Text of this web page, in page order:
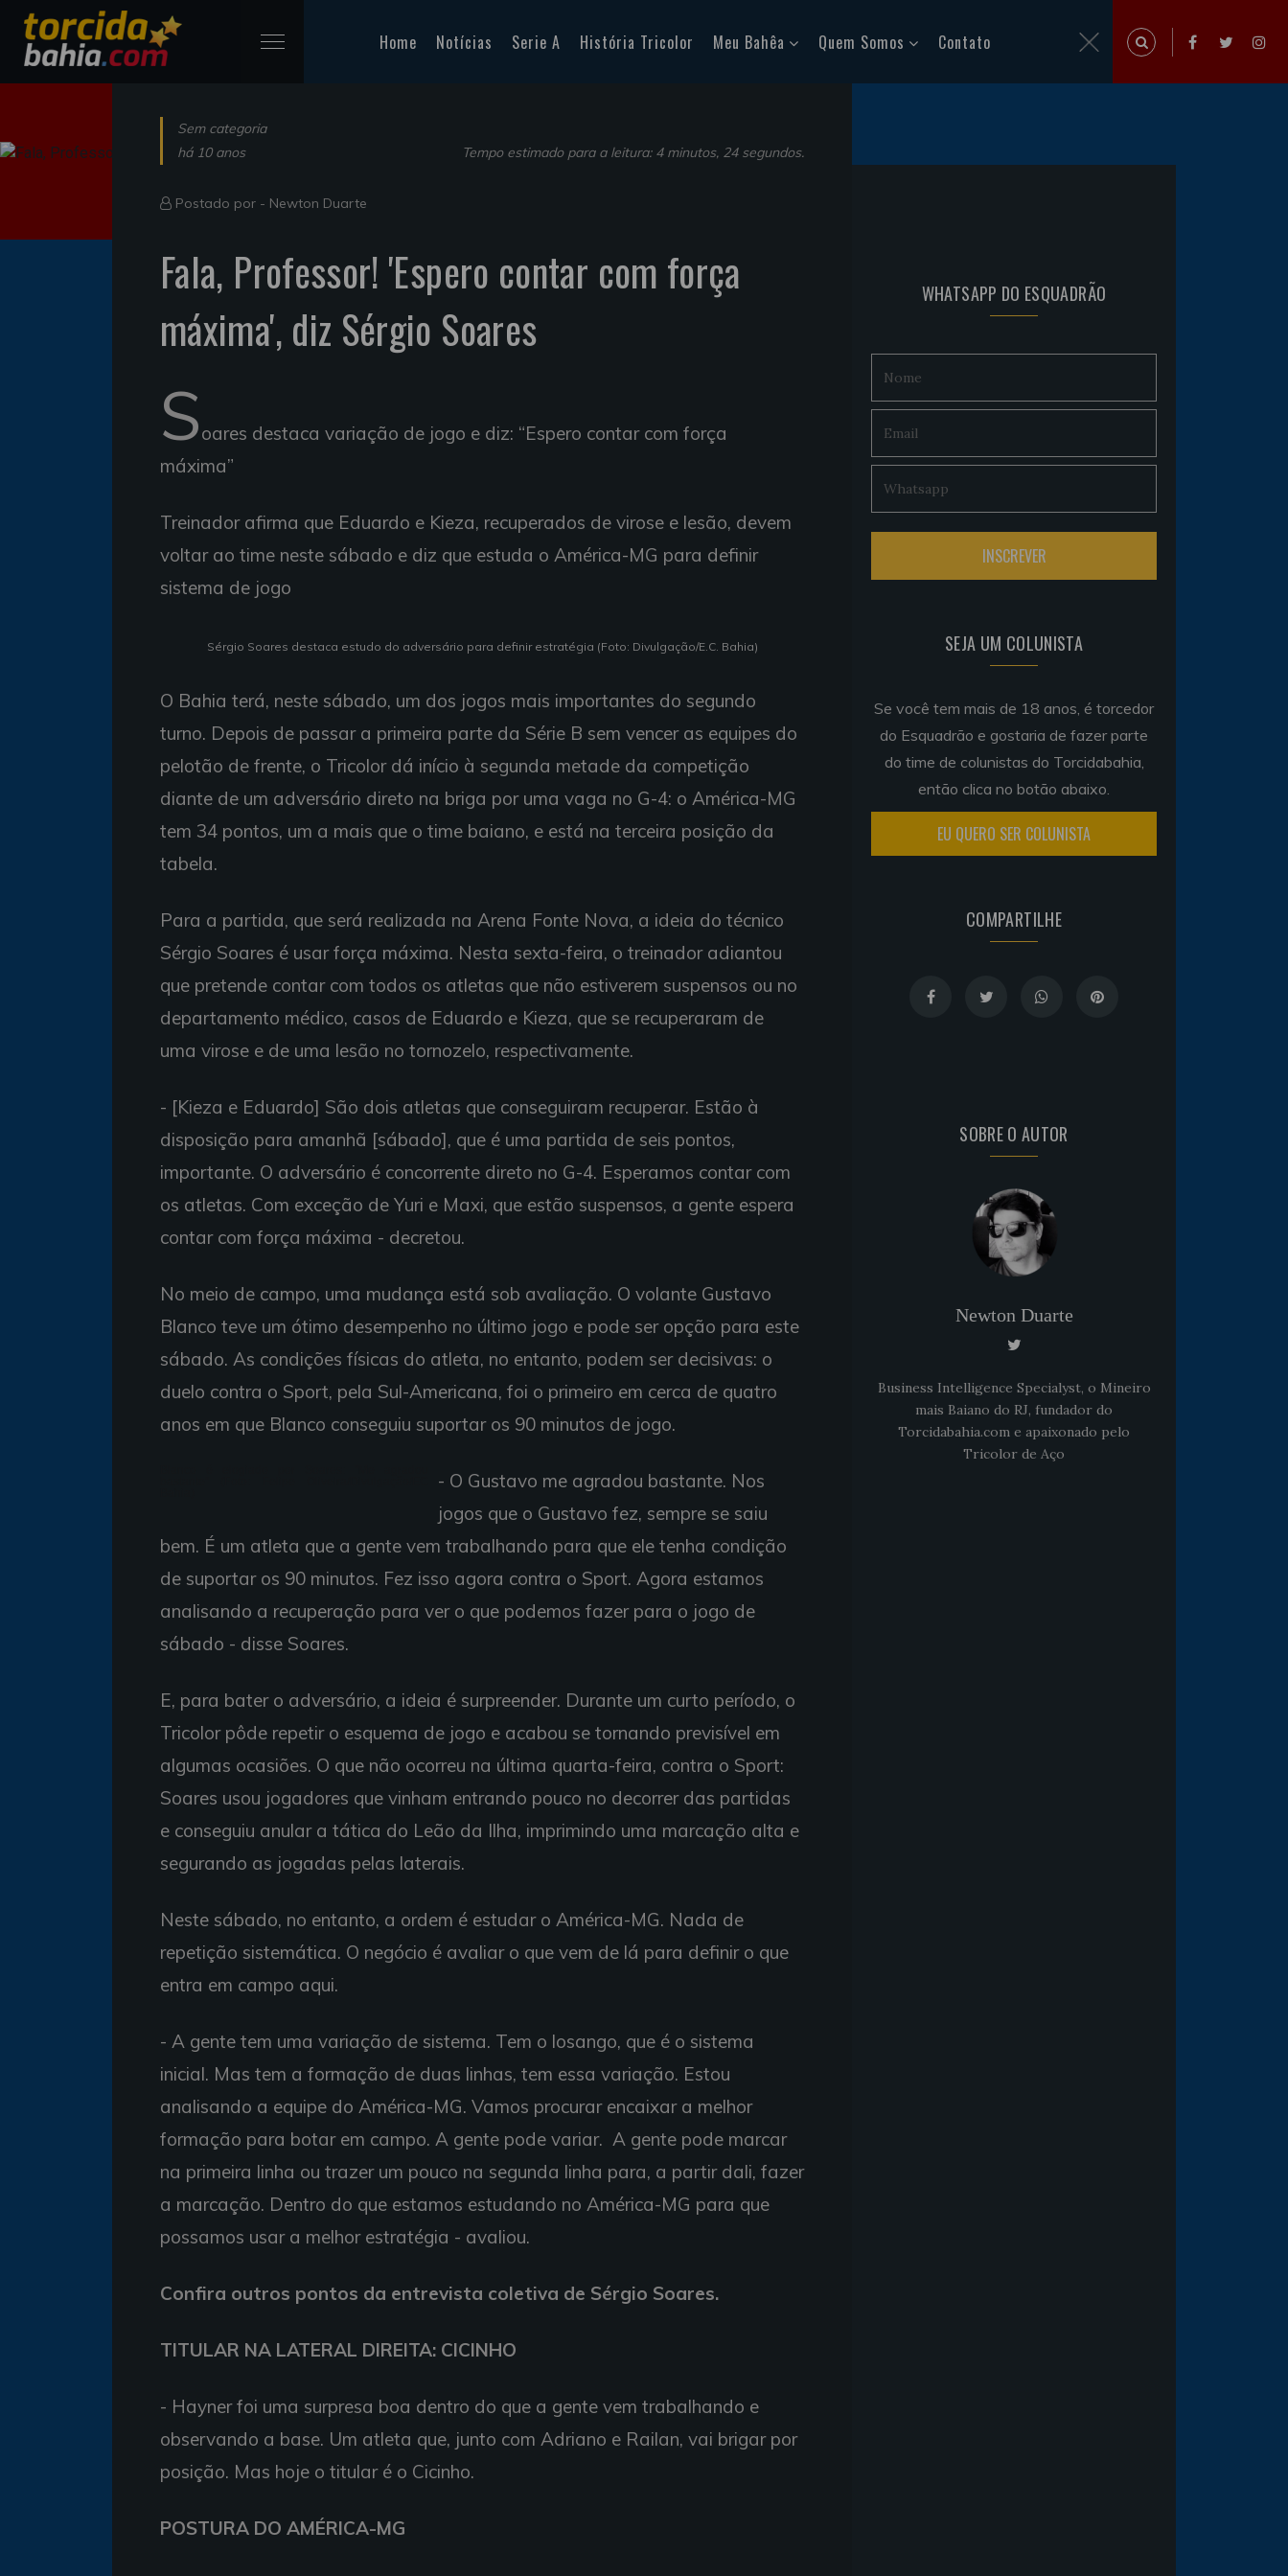
Home Notícias Serie A História Tricolor Meu Bahêa Quem Somos Contato
Sem categoria
há 10 anos
Tempo estimado para a leitura: 4 minutos, 24 segundos.
Postado por - Newton Duarte
Fala, Professor! 'Espero contar com força
máxima', diz Sérgio Soares
Soares destaca variação de jogo e diz: “Espero contar com força
máxima”
Treinador afirma que Eduardo e Kieza, recuperados de virose e lesão, devem
voltar ao time neste sábado e diz que estuda o América-MG para definir
sistema de jogo
Sérgio Soares destaca estudo do adversário para definir estratégia (Foto: Divulgação/E.C. Bahia)
O Bahia terá, neste sábado, um dos jogos mais importantes do segundo
turno. Depois de passar a primeira parte da Série B sem vencer as equipes do
pelotão de frente, o Tricolor dá início à segunda metade da competição
diante de um adversário direto na briga por uma vaga no G-4: o América-MG
tem 34 pontos, um a mais que o time baiano, e está na terceira posição da
tabela.
Para a partida, que será realizada na Arena Fonte Nova, a ideia do técnico
Sérgio Soares é usar força máxima. Nesta sexta-feira, o treinador adiantou
que pretende contar com todos os atletas que não estiverem suspensos ou no
departamento médico, casos de Eduardo e Kieza, que se recuperaram de
uma virose e de uma lesão no tornozelo, respectivamente.
- [Kieza e Eduardo] São dois atletas que conseguiram recuperar. Estão à
disposição para amanhã [sábado], que é uma partida de seis pontos,
importante. O adversário é concorrente direto no G-4. Esperamos contar com
os atletas. Com exceção de Yuri e Maxi, que estão suspensos, a gente espera
contar com força máxima - decretou.
No meio de campo, uma mudança está sob avaliação. O volante Gustavo
Blanco teve um ótimo desempenho no último jogo e pode ser opção para este
sábado. As condições físicas do atleta, no entanto, podem ser decisivas: o
duelo contra o Sport, pela Sul-Americana, foi o primeiro em cerca de quatro
anos em que Blanco conseguiu suportar os 90 minutos de jogo.
- O Gustavo me agradou bastante. Nos
jogos que o Gustavo fez, sempre se saiu
bem. É um atleta que a gente vem trabalhando para que ele tenha condição
de suportar os 90 minutos. Fez isso agora contra o Sport. Agora estamos
analisando a recuperação para ver o que podemos fazer para o jogo de
sábado - disse Soares.
E, para bater o adversário, a ideia é surpreender. Durante um curto período, o
Tricolor pôde repetir o esquema de jogo e acabou se tornando previsível em
algumas ocasiões. O que não ocorreu na última quarta-feira, contra o Sport:
Soares usou jogadores que vinham entrando pouco no decorrer das partidas
e conseguiu anular a tática do Leão da Ilha, imprimindo uma marcação alta e
segurando as jogadas pelas laterais.
Neste sábado, no entanto, a ordem é estudar o América-MG. Nada de
repetição sistemática. O negócio é avaliar o que vem de lá para definir o que
entra em campo aqui.
- A gente tem uma variação de sistema. Tem o losango, que é o sistema
inicial. Mas tem a formação de duas linhas, tem essa variação. Estou
analisando a equipe do América-MG. Vamos procurar encaixar a melhor
formação para botar em campo. A gente pode variar. A gente pode marcar
na primeira linha ou trazer um pouco na segunda linha para, a partir dali, fazer
a marcação. Dentro do que estamos estudando no América-MG para que
possamos usar a melhor estratégia - avaliou.
Confira outros pontos da entrevista coletiva de Sérgio Soares.
TITULAR NA LATERAL DIREITA: CICINHO
- Hayner foi uma surpresa boa dentro do que a gente vem trabalhando e
observando a base. Um atleta que, junto com Adriano e Railan, vai brigar por
posição. Mas hoje o titular é o Cicinho.
POSTURA DO AMÉRICA-MG
WHATSAPP DO ESQUADRÃO
SEJA UM COLUNISTA
Se você tem mais de 18 anos, é torcedor
do Esquadrão e gostaria de fazer parte
do time de colunistas do Torcidabahia,
então clica no botão abaixo.
EU QUERO SER COLUNISTA
COMPARTILHE
SOBRE O AUTOR
Newton Duarte
Business Intelligence Specialyst, o Mineiro
mais Baiano do RJ, fundador do
Torcidabahia.com e apaixonado pelo
Tricolor de Aço